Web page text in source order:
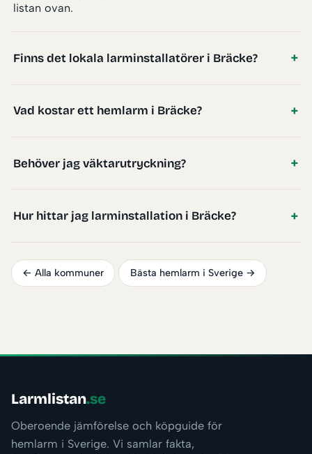
listan ovan.
Finns det lokala larminstallatörer i Bräcke?
Vad kostar ett hemlarm i Bräcke?
Behöver jag väktarutryckning?
Hur hittar jag larminstallation i Bräcke?
← Alla kommuner Bästa hemlarm i Sverige →
Larmlistan.se
Oberoende jämförelse och köpguide för
hemlarm i Sverige. Vi samlar fakta,